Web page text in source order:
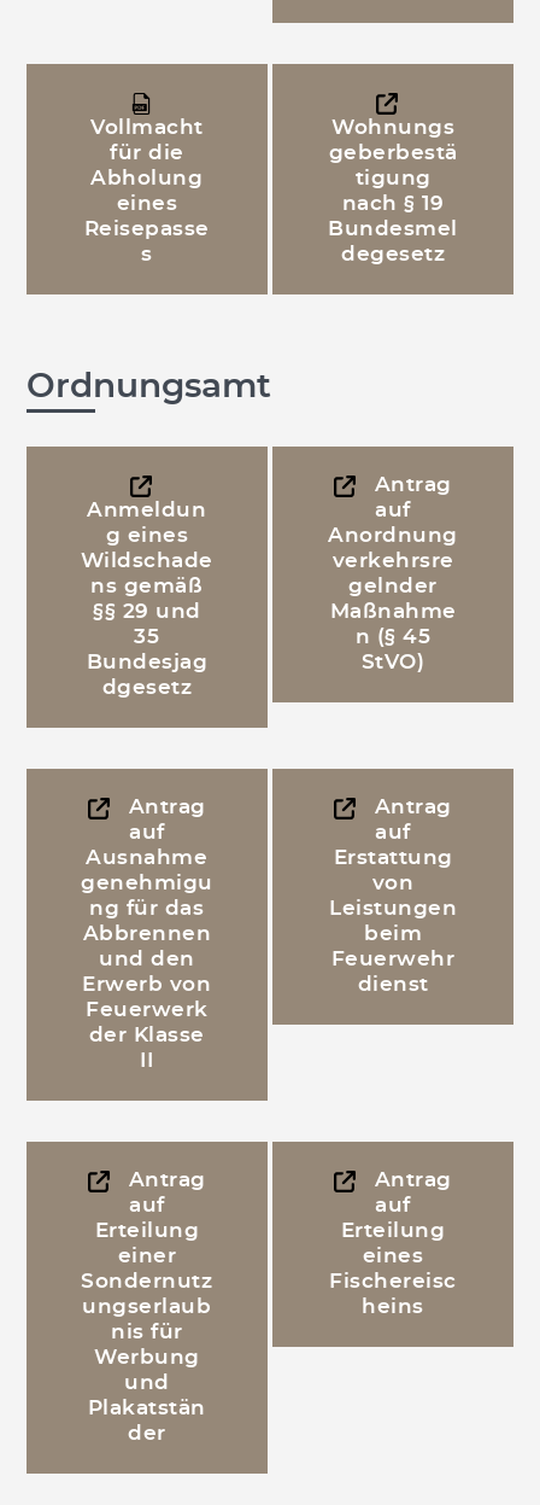
Vollmacht
für die
Abholung
eines
Reisepasse
s
Wohnungs
geberbestä
tigung
nach § 19
Bundesmel
degesetz
Ordnungsamt
Anmeldun
g eines
Wildschade
ns gemäß
§§ 29 und
35
Bundesjag
dgesetz
Antrag
auf
Anordnung
verkehrsre
gelnder
Maßnahme
n (§ 45
StVO)
Antrag
auf
Ausnahme
genehmigu
ng für das
Abbrennen
und den
Erwerb von
Feuerwerk
der Klasse
Antrag
auf
Erstattung
von
Leistungen
beim
Feuerwehr
dienst
Antrag
auf
Erteilung
einer
Sondernutz
ungserlaub
nis für
Werbung
und
Plakatstän
der
Antrag
auf
Erteilung
eines
Fischereisc
heins